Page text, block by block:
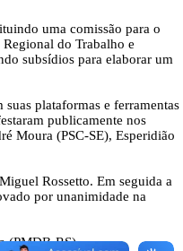
uma comissão para o
do Trabalho e
subsídios para elaborar um
plataformas e ferramentas
publicamente nos
Moura (PSC-SE), Esperidião
Rossetto. Em seguida a
por unanimidade na
(PMDB-RS).